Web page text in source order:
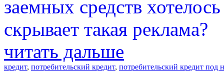
заемных средств
скрывает такая реклама?
читать дальше
кредит, потребительский кредит, потребительский кредит под